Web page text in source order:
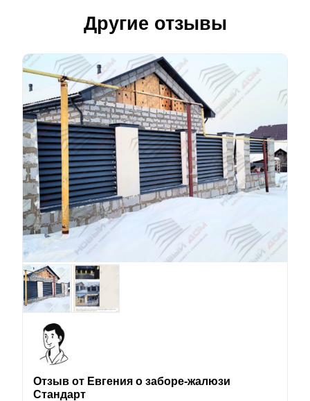
Другие отзывы
Отзыв от Евгения о заборе-жалюзи
Стандарт